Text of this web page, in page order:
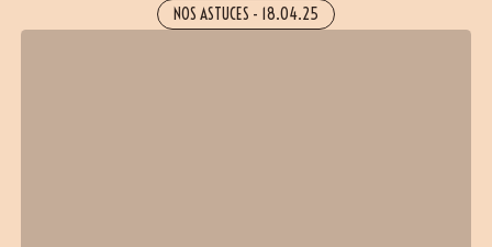
NOS ASTUCES - 18.04.25